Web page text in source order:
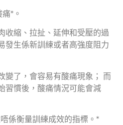
*。
收縮、拉扯、延伸和受壓的過
發生係新訓練或者高強度阻力
變了，會容易有酸痛現象； 而
習慣後，酸痛情況可能會減
係衡量訓練成效的指標。*